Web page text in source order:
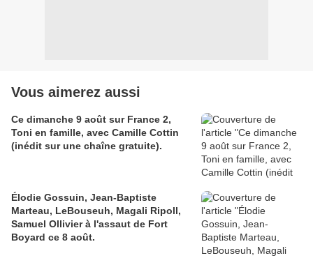
Vous aimerez aussi
Ce dimanche 9 août sur France 2,
Toni en famille, avec Camille Cottin
(inédit sur une chaîne gratuite).
Élodie Gossuin, Jean-Baptiste
Marteau, LeBouseuh, Magali Ripoll,
Samuel Ollivier à l'assaut de Fort
Boyard ce 8 août.